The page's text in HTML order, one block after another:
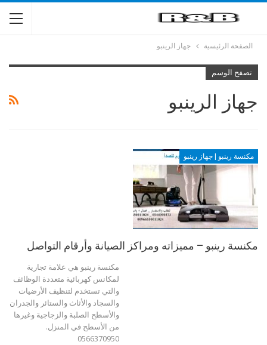
الصفحة الرئيسية جهاز الرينبو
تصفح الوسم
جهاز الرينبو
مكنسة رينبو | جهاز رينبو
مكنسة رينبو – مميزاته ومراكز الصيانة وأرقام التواصل
مكنسة رينبو هي علامة تجارية
لمكانس كهربائية متعددة الوظائف
والتي تستخدم لتنظيف الأرضيات
والسجاد والأثاث والستائر والجدران
والأسطح الصلبة والزجاجية وغيرها
من الأسطح في المنزل.
0566370950